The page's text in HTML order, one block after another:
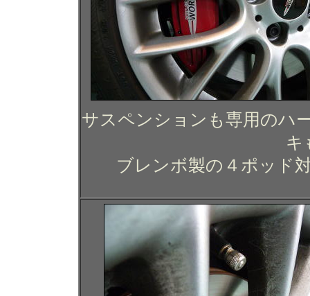
サスペンションも専用のハ
キ
ブレンボ製の４ポッド